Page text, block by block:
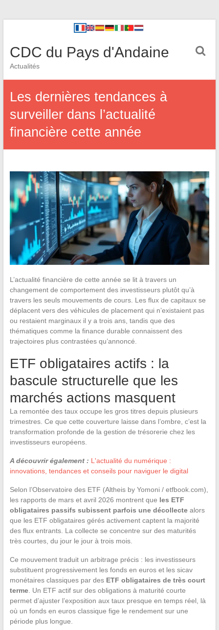
CDC du Pays d'Andaine
Actualités
Les dernières tendances à
surveiller dans l’actualité
financière cette année
L’actualité financière de cette année se lit à travers un
changement de comportement des investisseurs plutôt qu’à
travers les seuls mouvements de cours. Les flux de capitaux se
déplacent vers des véhicules de placement qui n’existaient pas
ou restaient marginaux il y a trois ans, tandis que des
thématiques comme la finance durable connaissent des
trajectoires plus contrastées qu’annoncé.
ETF obligataires actifs : la
bascule structurelle que les
marchés actions masquent
La remontée des taux occupe les gros titres depuis plusieurs
trimestres. Ce que cette couverture laisse dans l’ombre, c’est la
transformation profonde de la gestion de trésorerie chez les
investisseurs européens.
A découvrir également : L'actualité du numérique :
innovations, tendances et conseils pour naviguer le digital
Selon l’Observatoire des ETF (Altheis by Yomoni / etfbook.com),
les rapports de mars et avril 2026 montrent que les ETF
obligataires passifs subissent parfois une décollectealors
que les ETF obligataires gérés activement captent la majorité
des flux entrants. La collecte se concentre sur des maturités
très courtes, du jour le jour à trois mois.
Ce mouvement traduit un arbitrage précis : les investisseurs
substituent progressivement les fonds en euros et les sicav
monétaires classiques par des ETF obligataires de très court
terme. Un ETF actif sur des obligations à maturité courte
permet d’ajuster l’exposition aux taux presque en temps réel, là
où un fonds en euros classique fige le rendement sur une
période plus longue.